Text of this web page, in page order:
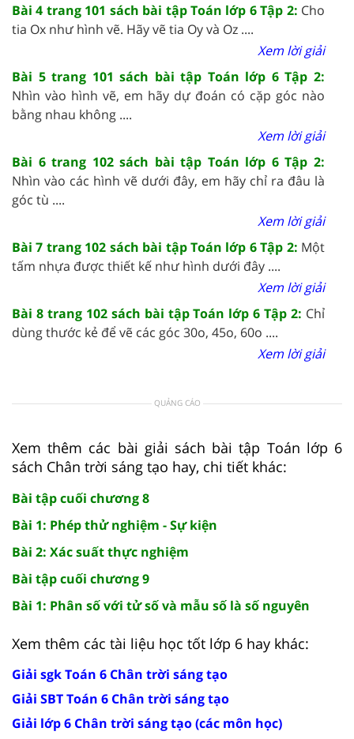
Bài 4 trang 101 sách bài tập Toán lớp 6 Tập 2: Cho
tia Ox như hình vẽ. Hãy vẽ tia Oy và Oz ....
Xem lời giải
Bài 5 trang 101 sách bài tập Toán lớp 6 Tập 2:
Nhìn vào hình vẽ, em hãy dự đoán có cặp góc nào
bằng nhau không ....
Xem lời giải
Bài 6 trang 102 sách bài tập Toán lớp 6 Tập 2:
Nhìn vào các hình vẽ dưới đây, em hãy chỉ ra đâu là
góc tù ....
Xem lời giải
Bài 7 trang 102 sách bài tập Toán lớp 6 Tập 2: Một
tấm nhựa được thiết kế như hình dưới đây ....
Xem lời giải
Bài 8 trang 102 sách bài tập Toán lớp 6 Tập 2: Chỉ
dùng thước kẻ để vẽ các góc 30o, 45o, 60o ....
Xem lời giải
QUẢNG CÁO
Xem thêm các bài giải sách bài tập Toán lớp 6
sách Chân trời sáng tạo hay, chi tiết khác:
Bài tập cuối chương 8
Bài 1: Phép thử nghiệm - Sự kiện
Bài 2: Xác suất thực nghiệm
Bài tập cuối chương 9
Bài 1: Phân số với tử số và mẫu số là số nguyên
Xem thêm các tài liệu học tốt lớp 6 hay khác:
Giải sgk Toán 6 Chân trời sáng tạo
Giải SBT Toán 6 Chân trời sáng tạo
Giải lớp 6 Chân trời sáng tạo (các môn học)